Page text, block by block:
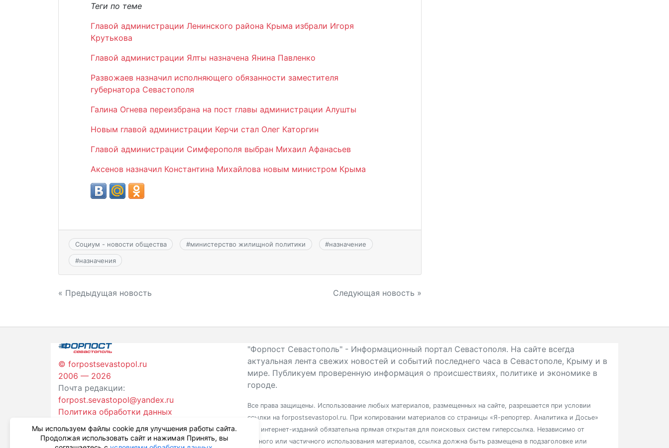
Теги по теме
Главой администрации Ленинского района Крыма избрали Игоря
Крутькова
Главой администрации Ялты назначена Янина Павленко
Развожаев назначил исполняющего обязанности заместителя
губернатора Севастополя
Галина Огнева переизбрана на пост главы администрации Алушты
Новым главой администрации Керчи стал Олег Каторгин
Главой администрации Симферополя выбран Михаил Афанасьев
Аксенов назначил Константина Михайлова новым министром Крыма
Социум - новости общества #министерство жилищной политики #назначение
#назначения
Навигация
записям
« Предыдущая новость Следующая новость »
© forpostsevastopol.ru
2006 — 2026
Почта редакции:
forpost.sevastopol@yandex.ru
Политика обработки данных
"Форпост Севастополь" - Информационный портал Севастополя. На сайте всегда
актуальная лента свежих новостей и событий последнего часа в Севастополе, Крыму и в
мире. Публикуем проверенную информация о происшествиях, политике и экономике в
городе.
Все права защищены. Использование любых материалов, размещенных на сайте, разрешается при условии
ссылки на forpostsevastopol.ru. При копировании материалов со страницы «Я-репортер. Аналитика и Досье»
для интернет-изданий обязательна прямая открытая для поисковых систем гиперссылка. Независимо от
полного или частичного использования материалов, ссылка должна быть размещена в подзаголовке или
Мы используем файлы cookie для улучшения работы сайта.
Продолжая использовать сайт и нажимая Принять, вы